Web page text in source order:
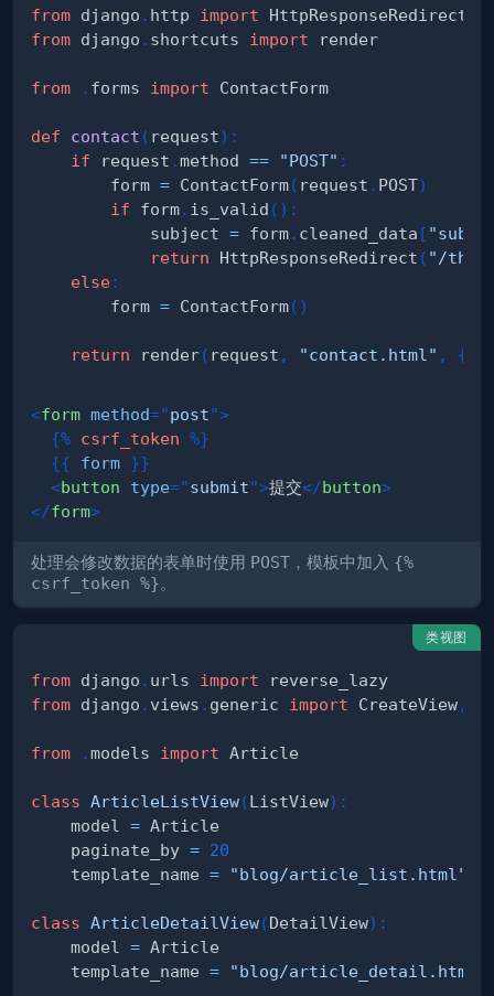
from django . http import
from django . shortcuts import
from . forms import
def contact ( request) :
if request .method == "POST" :
        form
= ContactForm( request . POST)
if form. is_valid ( ) :
            subject
= form. cleaned_data [
return HttpResponseRedirect ( "/
else:
        form
= ContactForm( )
return render( request , "contact.html" , {
<form method="post">
{% csrf_token %}
{{
form }}
<button type="submit">提交</button>
</form>
处理会修改数据的表单时使用 POST ，模板中加入 {%
csrf_token %}。
类视图
from django . urls import
from django . views . generic import CreateView,
from .models import
class ArticleListView(ListView) :
    model
=
    paginate_by
= 20
    template_name
= "blog/article_list.html"
class ArticleDetailView(DetailView) :
    model
=
    template_name
= "blog/article_detail.html"